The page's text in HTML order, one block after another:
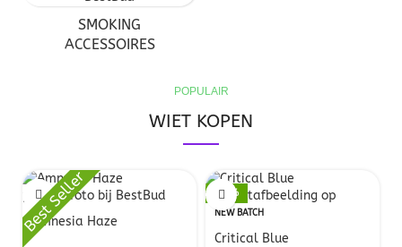
SMOKING
ACCESSOIRES
POPULAIR
WIET KOPEN
Amnesia Haze
Best Seller
-11%
NEW BATCH
Critical Blue